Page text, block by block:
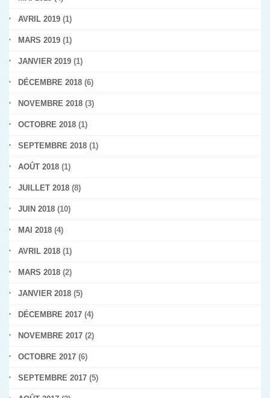
AVRIL 2019 (1)
MARS 2019 (1)
JANVIER 2019 (1)
DÉCEMBRE 2018 (6)
NOVEMBRE 2018 (3)
OCTOBRE 2018 (1)
SEPTEMBRE 2018 (1)
AOÛT 2018 (1)
JUILLET 2018 (8)
JUIN 2018 (10)
MAI 2018 (4)
AVRIL 2018 (1)
MARS 2018 (2)
JANVIER 2018 (5)
DÉCEMBRE 2017 (4)
NOVEMBRE 2017 (2)
OCTOBRE 2017 (6)
SEPTEMBRE 2017 (5)